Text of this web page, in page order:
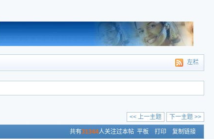
左栏
下一主题 >>
<< 上一主题
共有31344人关注过本帖 平板 打印 复制链接